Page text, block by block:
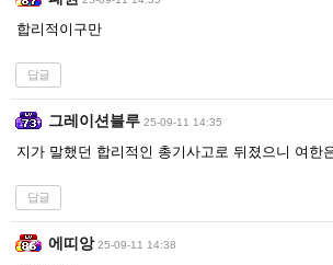
합리적이구만
답글
그레이션블루 25-09-11 14:35
지가 말했던 합리적인 총기사고로 뒤졌으니 여한
답글
에띠앙 25-09-11 14:38